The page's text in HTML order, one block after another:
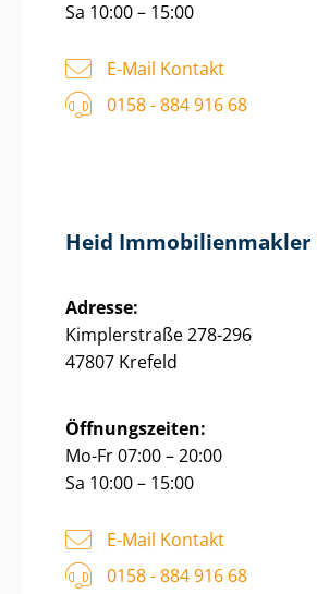
Sa 10:00 – 15:00
E-Mail Kontakt
0158 - 884 916 68
Heid Im­mo­bi­li­en­mak­ler
Adresse:
Kimplerstraße 278-296
47807 Krefeld
Öffnungszeiten:
Mo-Fr 07:00 – 20:00
Sa 10:00 – 15:00
E-Mail Kontakt
0158 - 884 916 68